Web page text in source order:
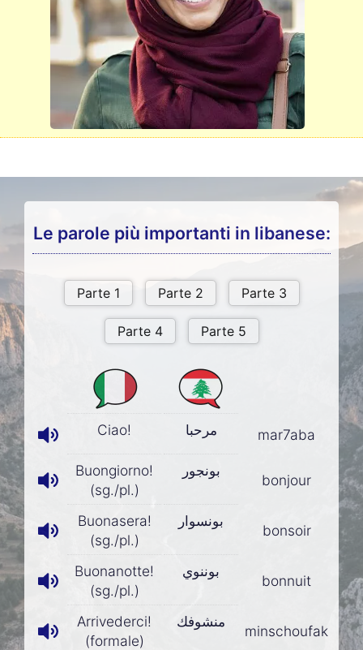
Le parole più importanti in libanese:
Ciao! مرحبا mar7aba
Buongiorno!
(sg./pl.)
بونجور
bonjour
Buonasera!
(sg./pl.)
بونسوار
bonsoir
Buonanotte!
(sg./pl.)
بوننوي
bonnuit
Arrivederci!
(formale)
منشوفك
minschoufak